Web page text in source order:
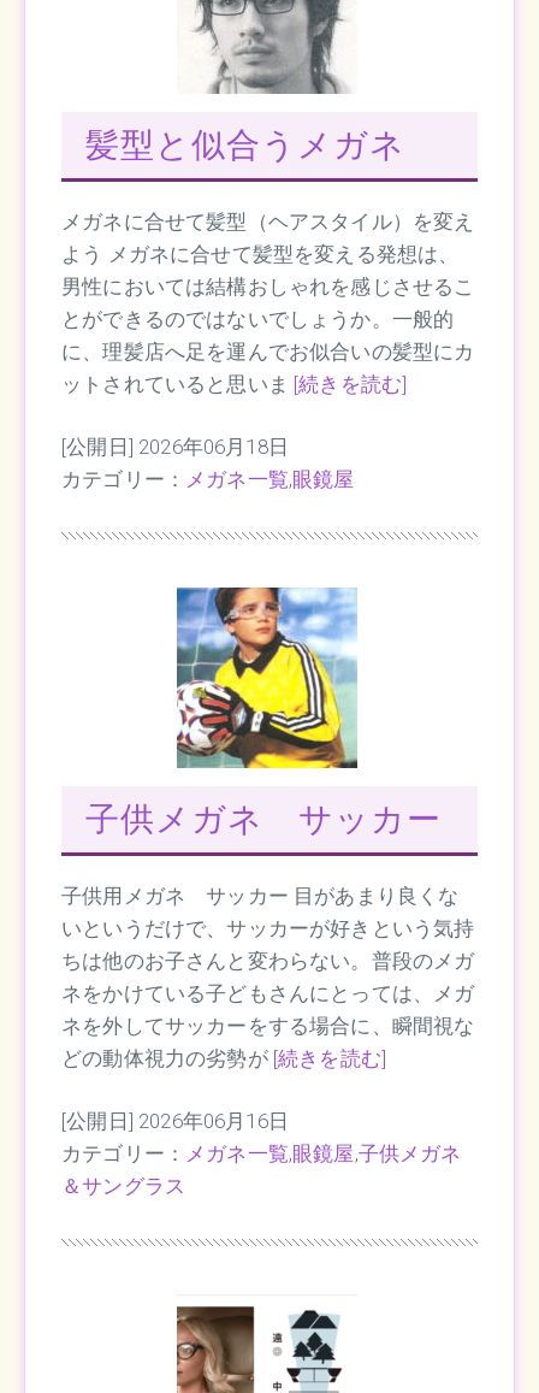
髪型と似合うメガネ
メガネに合せて髪型（ヘアスタイル）を変え
よう メガネに合せて髪型を変える発想は、
男性においては結構おしゃれを感じさせるこ
とができるのではないでしょうか。一般的
に、理髪店へ足を運んでお似合いの髪型にカ
ットされていると思いま [続きを読む]
[公開日] 2026年06月18日
カテゴリー： メガネ一覧,眼鏡屋
子供メガネ サッカー
子供用メガネ サッカー 目があまり良くな
いというだけで、サッカーが好きという気持
ちは他のお子さんと変わらない。普段のメガ
ネをかけている子どもさんにとっては、メガ
ネを外してサッカーをする場合に、瞬間視な
どの動体視力の劣勢が [続きを読む]
[公開日] 2026年06月16日
カテゴリー： メガネ一覧,眼鏡屋,子供メガネ
＆サングラス